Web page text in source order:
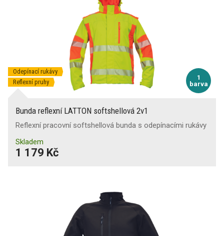
1
barva
Odepínací rukávy
Reflexní pruhy
Bunda reflexní LATTON softshellová 2v1
Reflexní pracovní softshellová bunda s odepínacími rukávy
Skladem
1 179 Kč